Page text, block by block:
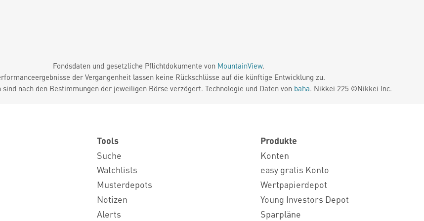
Fondsdaten und gesetzliche Pflichtdokumente von MountainView.
der Vergangenheit lassen keine Rückschlüsse auf die künftige Entwicklung zu.
nach den Bestimmungen der jeweiligen Börse verzögert. Technologie und Daten von baha. Nikkei 225 ©Nikkei Inc.
Tools
Suche
Watchlists
Musterdepots
Notizen
Alerts
Produkte
Konten
easy gratis Konto
Wertpapierdepot
Young Investors Depot
Sparpläne